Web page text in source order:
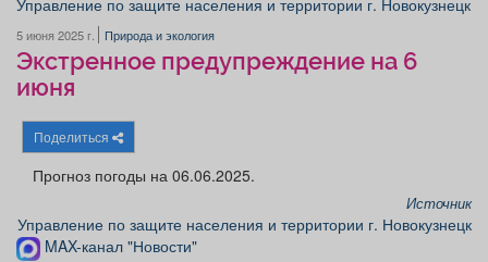
Работа
Афиша Обучение
Управление по защите населения и территории г. Новокузнецк
5 июня 2025 г. Природа и экология
Экстренное предупреждение на 6
июня
Поделиться
Прогноз погоды на 06.06.2025.
Источник
Управление по защите населения и территории г. Новокузнецк
MAX-канал "Новости"